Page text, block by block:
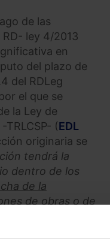
de las
ley 4/2013
en
del plazo de
del RDLeg
el que se
la Ley de
(EDL
originaria se
tendrá la
dentro de los
de la
de obras o de
que
parcial del